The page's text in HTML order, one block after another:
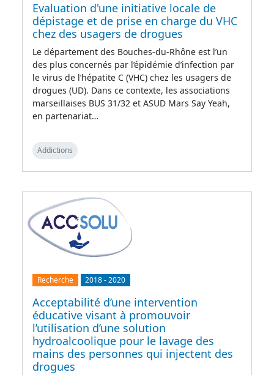
Evaluation d'une initiative locale de
dépistage et de prise en charge du VHC
chez des usagers de drogues
Le département des Bouches-du-Rhône est l’un
des plus concernés par l’épidémie d’infection par
le virus de l’hépatite C (VHC) chez les usagers de
drogues (UD). Dans ce contexte, les associations
marseillaises BUS 31/32 et ASUD Mars Say Yeah,
en partenariat…
Addictions
Recherche 2018-2020
Acceptabilité d’une intervention
éducative visant à promouvoir
l’utilisation d’une solution
hydroalcoolique pour le lavage des
mains des personnes qui injectent des
drogues